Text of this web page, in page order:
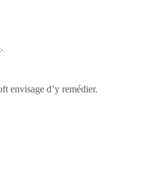
.
envisage d’y remédier.